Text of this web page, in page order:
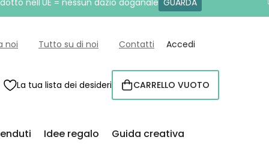
nell'UE = nessun dazio doganale GUARDA
noi Tutto su di noi Contatti Accedi
La tua lista dei desideri CARRELLO
CARRELLO VUOTO
Idee regalo Guida creativa